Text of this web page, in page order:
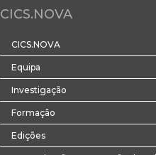
CICS.NOVA
CICS.NOVA
Equipa
Investigação
Formação
Edições